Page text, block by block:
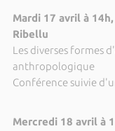
Mardi 17 avril à
Ribellu
Les diverses formes
anthropologique
Conférence suivie
Mercredi 18 avril à